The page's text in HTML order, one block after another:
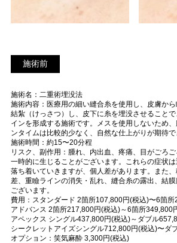
施術前
施術名：二重術埋没法
施術内容：医療用の細い縫合糸を使用し、皮膚か
結紮（けっさつ）し、皮下に糸を埋没させること
インを形成する施術です。メスを使用しないため
ンタイムは比較的少なく、自然な仕上がりが期待で
施術時間：約15〜20分程
リスク、副作用：腫れ、内出血、疼痛、目がごろ
一時的に生じることがございます。これらの症状
落ち着いていきますが、個人差があります。また
差、重瞼ラインの消失・乱れ、縫合糸の露出、結
ございます。
費用：スタンダード 2箇所107,800円(税込)〜6箇
アドバンス 2箇所217,800円(税込)～6箇所349,800
アペックス シングル437,800円(税込)～ダブル
シークレットアイズシングル712,800円(税込)〜ダ
オプション：笑気麻酔 3,300円(税込)